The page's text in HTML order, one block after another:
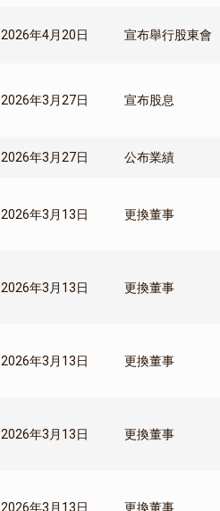
2026年4月20日 宣布舉行股東會
2026年3月27日 宣布股息
2026年3月27日 公布業績
2026年3月13日 更換董事
2026年3月13日 更換董事
2026年3月13日 更換董事
2026年3月13日 更換董事
2026年3月13日 更換董事